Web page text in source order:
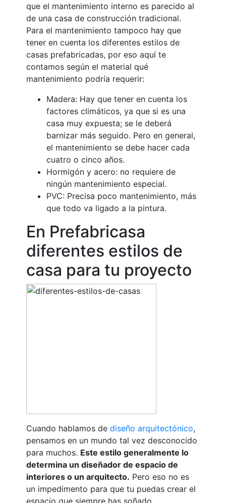
que el mantenimiento interno es parecido al
de una casa de construcción tradicional.
Para el mantenimiento tampoco hay que
tener en cuenta los diferentes estilos de
casas prefabricadas, por eso aquí te
contamos según el material qué
mantenimiento podría requerir:
Madera: Hay que tener en cuenta los
factores climáticos, ya que si es una
casa muy expuesta; se le deberá
barnizar más seguido. Pero en general,
el mantenimiento se debe hacer cada
cuatro o cinco años.
Hormigón y acero: no requiere de
ningún mantenimiento especial.
PVC: Precisa poco mantenimiento, más
que todo va ligado a la pintura.
En Prefabricasa
diferentes estilos de
casa para tu proyecto
Cuando hablamos de diseño arquitectónico,
pensamos en un mundo tal vez desconocido
para muchos. Este estilo generalmente lo
determina un diseñador de espacio de
interiores o un arquitecto. Pero eso no es
un impedimento para que tu puedas crear el